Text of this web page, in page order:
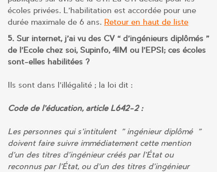
écoles privées. L’habilitation est accordée pour une
durée maximale de 6 ans. Retour en haut de liste
5. Sur internet, j’ai vu des CV « d’ingénieurs diplômés »
de l’Ecole chez soi, Supinfo, 4IM ou l’EPSI; ces écoles
sont-elles habilitées ?
Ils sont dans l’illégalité ; la loi dit :
Code de l’éducation, article L642-2 :
Les personnes qui s’intitulent » ingénieur diplômé »
doivent faire suivre immédiatement cette mention
d’un des titres d’ingénieur créés par l’État ou
reconnus par l’État, ou d’un des titres d’ingénieur